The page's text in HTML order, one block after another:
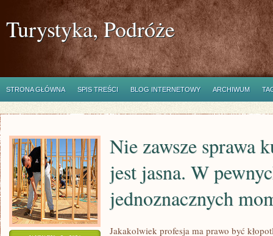
Turystyka, Podróże
STRONA GŁÓWNA SPIS TREŚCI BLOG INTERNETOWY ARCHIWUM
Nie zawsze sprawa
jest jasna. W
jednoznacznych
Jakakolwiek profesja ma prawo być